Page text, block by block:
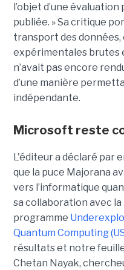
l’objet d’une
publiée. »Sa critique
transport des données,
expérimentales brutes
n’avait pas encore
d’une manière
indépendante.
Microsoft reste
L'éditeur a déclaré par
que la puce Majorana
vers l’informatique
sa collaboration avec la
programme
Quantum Computing
résultats et notre
Chetan Nayak,